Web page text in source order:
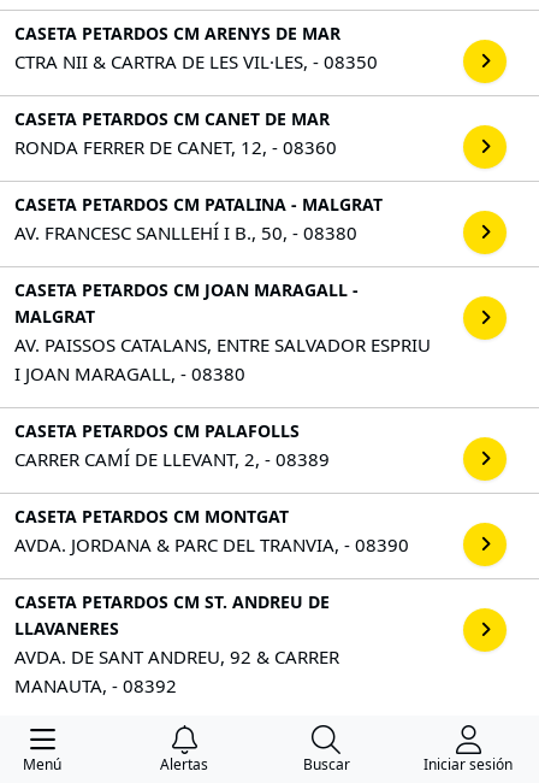
Menú Alertas Buscar Iniciar sesión
CASETA PETARDOS CM ARENYS DE MAR
CTRA NII & CARTRA DE LES VIL·LES, - 08350
CASETA PETARDOS CM CANET DE MAR
RONDA FERRER DE CANET, 12, - 08360
CASETA PETARDOS CM PATALINA - MALGRAT
AV. FRANCESC SANLLEHÍ I B., 50, - 08380
CASETA PETARDOS CM JOAN MARAGALL -
MALGRAT
AV. PAISSOS CATALANS, ENTRE SALVADOR ESPRIU
I JOAN MARAGALL, - 08380
CASETA PETARDOS CM PALAFOLLS
CARRER CAMÍ DE LLEVANT, 2, - 08389
CASETA PETARDOS CM MONTGAT
AVDA. JORDANA & PARC DEL TRANVIA, - 08390
CASETA PETARDOS CM ST. ANDREU DE
LLAVANERES
AVDA. DE SANT ANDREU, 92 & CARRER
MANAUTA, - 08392
CASETA PETARDOS CM MONTALNOU - ST. VICENÇ
DE MONTALT